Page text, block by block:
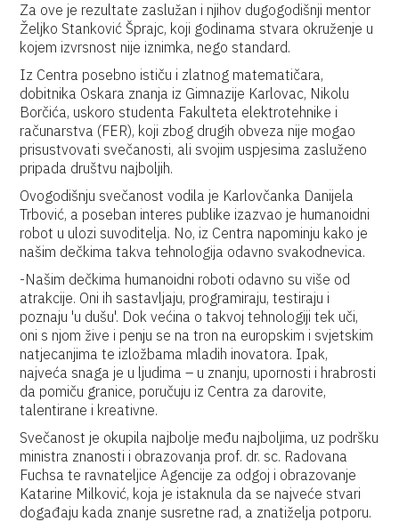
Za ove je rezultate zaslužan i njihov dugogodišnji mentor
Željko Stanković Šprajc, koji godinama stvara okruženje u
kojem izvrsnost nije iznimka, nego standard.
Iz Centra posebno ističu i zlatnog matematičara,
dobitnika Oskara znanja iz Gimnazije Karlovac, Nikolu
Borčića, uskoro studenta Fakulteta elektrotehnike i
računarstva (FER), koji zbog drugih obveza nije mogao
prisustvovati svečanosti, ali svojim uspjesima zasluženo
pripada društvu najboljih.
Ovogodišnju svečanost vodila je Karlovčanka Danijela
Trbović, a poseban interes publike izazvao je humanoidni
robot u ulozi suvoditelja. No, iz Centra napominju kako je
našim dečkima takva tehnologija odavno svakodnevica.
-Našim dečkima humanoidni roboti odavno su više od
atrakcije. Oni ih sastavljaju, programiraju, testiraju i
poznaju 'u dušu'. Dok većina o takvoj tehnologiji tek uči,
oni s njom žive i penju se na tron na europskim i svjetskim
natjecanjima te izložbama mladih inovatora. Ipak,
najveća snaga je u ljudima – u znanju, upornosti i hrabrosti
da pomiču granice, poručuju iz Centra za darovite,
talentirane i kreativne.
Svečanost je okupila najbolje među najboljima, uz podršku
ministra znanosti i obrazovanja prof. dr. sc. Radovana
Fuchsa te ravnateljice Agencije za odgoj i obrazovanje
Katarine Milković, koja je istaknula da se najveće stvari
događaju kada znanje susretne rad, a znatiželja potporu.